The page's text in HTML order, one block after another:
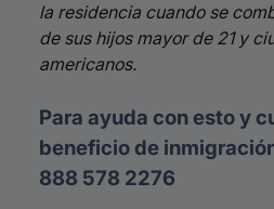
la residencia cuando se
de sus hijos mayor de 21 y
americanos.
Para ayuda con esto y
beneficio de
888 578 2276